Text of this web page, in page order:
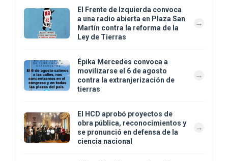
El Frente de Izquierda convoca
a una radio abierta en Plaza San
Martín contra la reforma de la
Ley de Tierras
Épika Mercedes convoca a
movilizarse el 6 de agosto
contra la extranjerización de
tierras
El HCD aprobó proyectos de
obra pública, reconocimientos y
se pronunció en defensa de la
ciencia nacional